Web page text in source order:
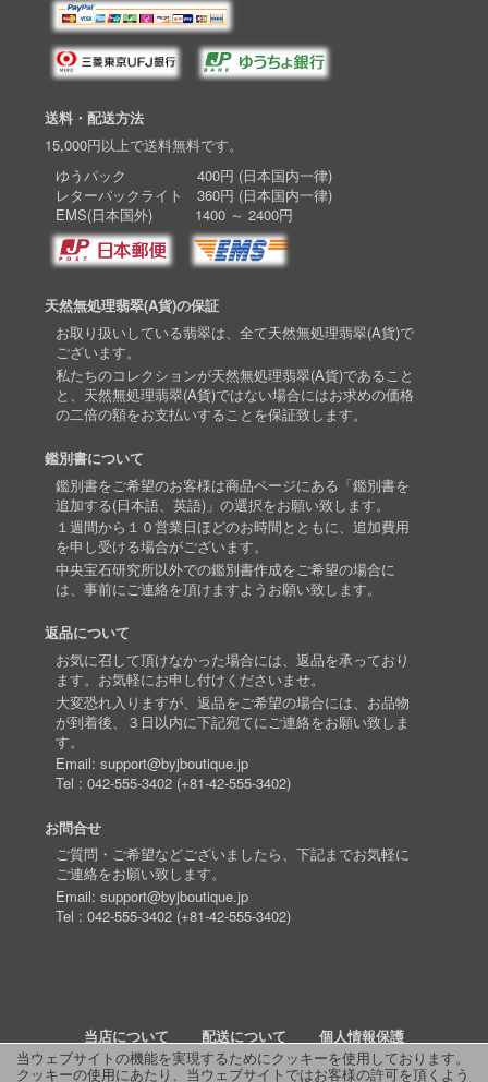
当ウェブサイトの機能を実現するためにクッキーを使用しております。
クッキーの使用にあたり、当ウェブサイトではお客様の許可を頂くよう
送料・配送方法
15,000円以上で送料無料です。
ゆうパック 400円 (日本国内一律)
レターパックライト 360円 (日本国内一律)
EMS(日本国外) 1400 ～ 2400円
天然無処理翡翠(A貨)の保証
お取り扱いしている翡翠は、全て天然無処理翡翠(A貨)で
ございます。
私たちのコレクションが天然無処理翡翠(A貨)であること
と、天然無処理翡翠(A貨)ではない場合にはお求めの価格
の二倍の額をお支払いすることを保証致します。
鑑別書について
鑑別書をご希望のお客様は商品ページにある「鑑別書を
追加する(日本語、英語)」の選択をお願い致します。
１週間から１０営業日ほどのお時間とともに、追加費用
を申し受ける場合がございます。
中央宝石研究所以外での鑑別書作成をご希望の場合に
は、事前にご連絡を頂けますようお願い致します。
返品について
お気に召して頂けなかった場合には、返品を承っており
ます。お気軽にお申し付けくださいませ。
大変恐れ入りますが、返品をご希望の場合には、お品物
が到着後、３日以内に下記宛てにご連絡をお願い致しま
す。
Email: support@byjboutique.jp
Tel : 042-555-3402(+81-42-555-3402)
お問合せ
ご質問・ご希望などございましたら、下記までお気軽に
ご連絡をお願い致します。
Email: support@byjboutique.jp
Tel : 042-555-3402(+81-42-555-3402)
当店について 配送について
個人情報保護
詳細検索
よくあるご質問 お問い合わせ RSS